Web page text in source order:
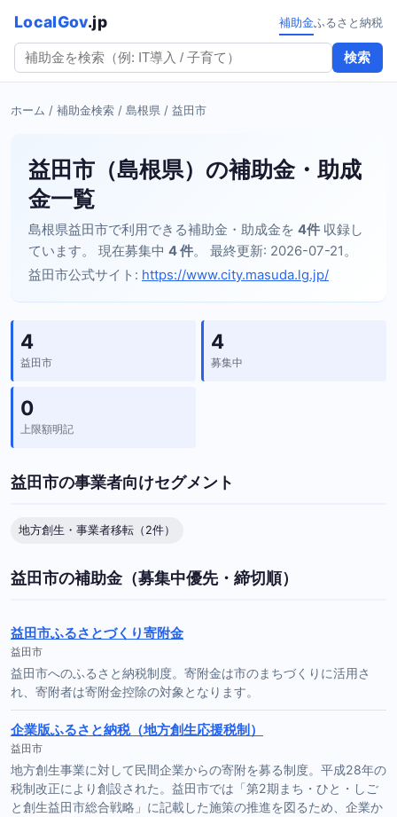
LocalGov.jp
検索
補助金ふるさと納税
ホーム / 補助金検索 / 島根県 / 益田市
益田市（島根県）の補助金・助成
金一覧
島根県益田市で利用できる補助金・助成金を 4件 収録し
ています。 現在募集中 4 件。 最終更新: 2026-07-21。
益田市公式サイト: https://www.city.masuda.lg.jp/
4
益田市
4
募集中
0
上限額明記
益田市の事業者向けセグメント
地方創生・事業者移転（2件）
益田市の補助金（募集中優先・締切順）
益田市ふるさとづくり寄附金
益田市
益田市へのふるさと納税制度。寄附金は市のまちづくりに活用さ
れ、寄附者は寄附金控除の対象となります。
企業版ふるさと納税（地方創生応援税制）
益田市
地方創生事業に対して民間企業からの寄附を募る制度。平成28年の
税制改正により創設された。益田市では「第2期まち・ひと・しご
と創生益田市総合戦略」に記載した施策の推進を図るため、企業か